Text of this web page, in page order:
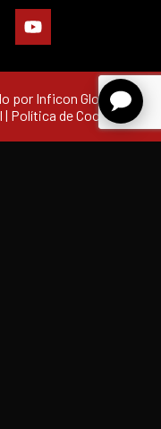
por Inficon Global |
| Política de Cookies